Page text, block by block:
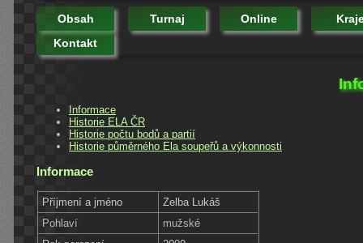
Obsah Turnaj Online
Kontakt
Informace
Historie ELA ČR
Historie počtu bodů a partií
Historie půměrného Ela soupeřů a výkonnosti
Informace
Příjmení a jméno
Zelba Lukáš
Pohlaví
mužské